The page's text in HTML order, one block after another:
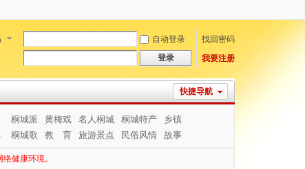
自动登录
找回密码
登录 我要注册
快捷导航
桐城派 黄梅戏 名人桐城 桐城特产
乡镇
桐城歌
教 育 旅游景点 民俗风情 故事
健康环境。